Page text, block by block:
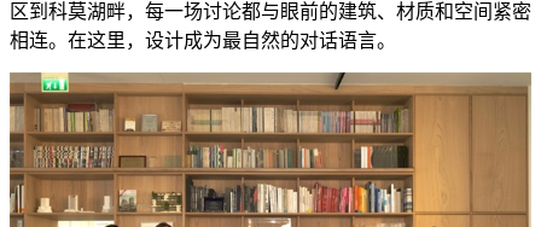
区到科莫湖畔，每一场讨论都与眼前的建筑、材质和空间紧密
相连。在这里，设计成为最自然的对话语言。